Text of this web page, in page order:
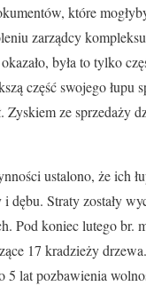
które
zarządcy
była to tylko
część swojego łupu
Zyskiem ze sprzedaży
ustalono, że ich
dębu. Straty zostały
Pod koniec lutego br.
17 kradzieży
5 lat pozbawienia